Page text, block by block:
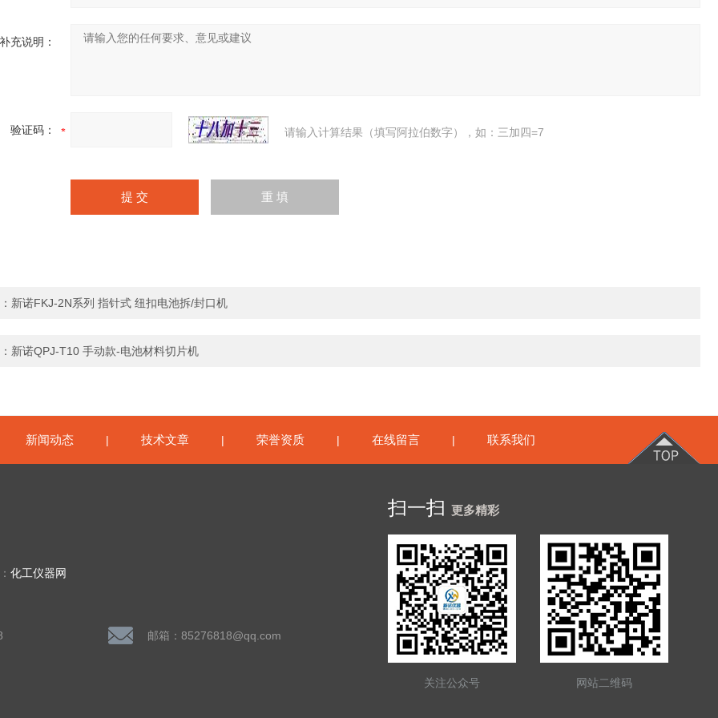
补充说明：
验证码： 请输入计算结果（填写阿拉伯数字），如：三加四=7
新诺FKJ-2N系列 指针式 纽扣电池拆/封口机
新诺QPJ-T10 手动款-电池材料切片机
新闻动态 | 技术文章 | 荣誉资质 | 在线留言 | 联系我们
化工仪器网
邮箱：85276818@qq.com
扫一扫 更多精彩
关注公众号 网站二维码